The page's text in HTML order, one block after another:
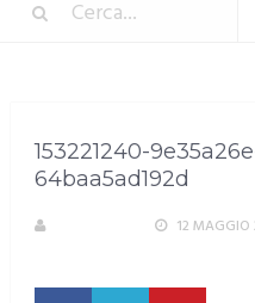
153221240-
64baa5ad192d
12 MAGGIO